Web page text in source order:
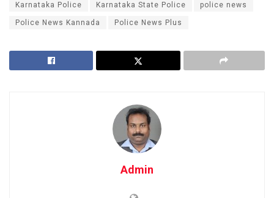
Karnataka Police Karnataka State Police police news
Police News Kannada Police News Plus
Admin